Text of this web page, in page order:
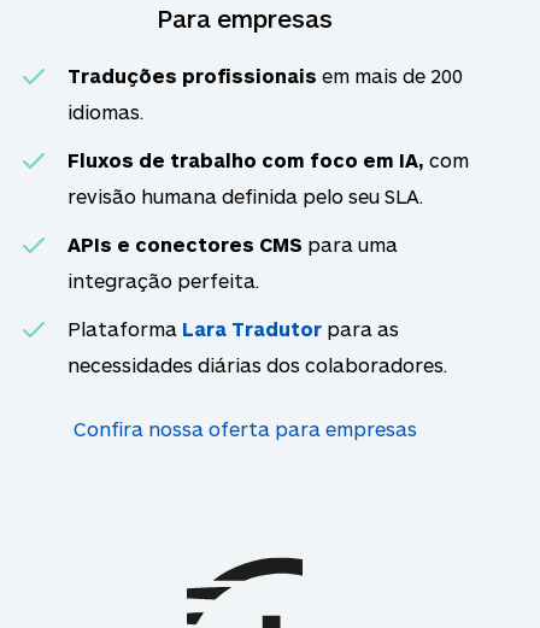
Para empresas
Traduções profissionais em mais de 200
idiomas.
Fluxos de trabalho com foco em IA, com
revisão humana definida pelo seu SLA.
APIs e conectores CMS para uma
integração perfeita.
Plataforma Lara Tradutor para as
necessidades diárias dos colaboradores.
Confira nossa oferta para empresas